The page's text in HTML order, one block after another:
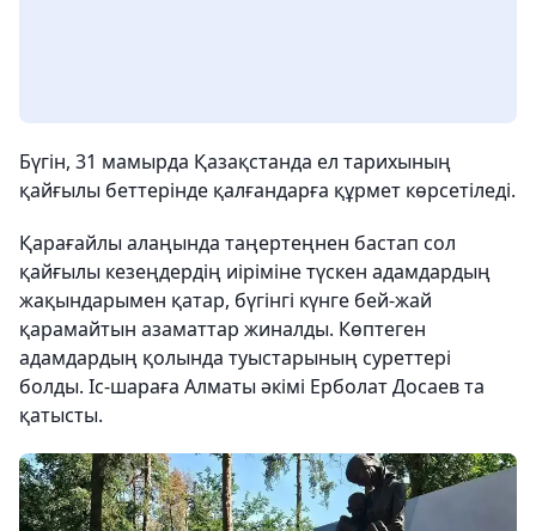
Бүгін, 31 мамырда Қазақстанда ел тарихының
қайғылы беттерінде қалғандарға құрмет көрсетіледі.
Қарағайлы алаңында таңертеңнен бастап сол
қайғылы кезеңдердің иіріміне түскен адамдардың
жақындарымен қатар, бүгінгі күнге бей-жай
қарамайтын азаматтар жиналды. Көптеген
адамдардың қолында туыстарының суреттері
болды. Іс-шараға Алматы әкімі Ерболат Досаев та
қатысты.